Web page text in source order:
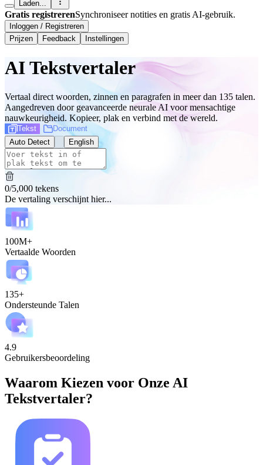
Laden...
Gratis registrerenSynchroniseer notities en gratis AI-gebruik.
Inloggen / Registreren
Prijzen
Feedback Instellingen
AI Tekstvertaler
Vertaal direct woorden, zinnen en paragrafen in meer dan 135 talen.
Aangedreven door geavanceerde neurale AI voor mensachtige
nauwkeurigheid. Kopieer, plak en verbind met de wereld.
Tekst
Document
Auto Detect
English
0/5,000 tekens
De vertaling verschijnt hier...
100M+
Vertaalde Woorden
135+
Ondersteunde Talen
4.9
Gebruikersbeoordeling
Waarom Kiezen voor Onze AI
Tekstvertaler?